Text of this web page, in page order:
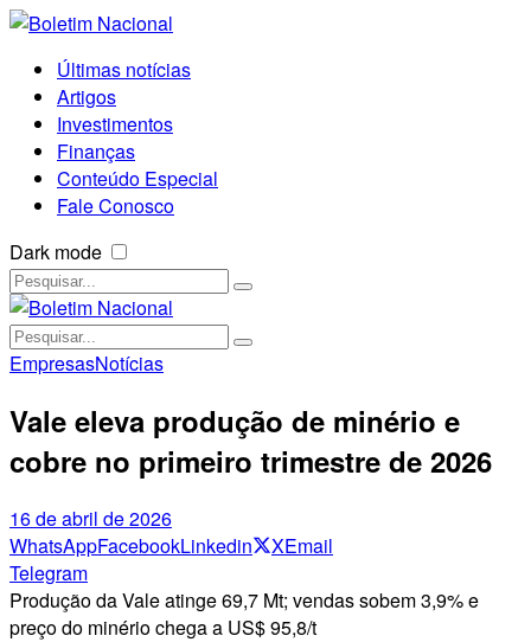
Últimas notícias
Artigos
Investimentos
Finanças
Conteúdo Especial
Fale Conosco
Dark mode
EmpresasNotícias
Vale eleva produção de minério e
cobre no primeiro trimestre de 2026
16 de abril de 2026
WhatsAppFacebookLinkedin XEmail
Telegram
Produção da Vale atinge 69,7 Mt; vendas sobem 3,9% e
preço do minério chega a US$ 95,8/t